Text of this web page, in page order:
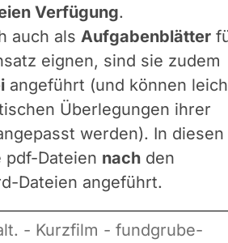
Verfügung.
auch als Aufgabenblätter
eignen, sind sie zudem
angeführt (und können
Überlegungen ihrer
werden). In diesen
pdf-Dateien nach den
Dateien angeführt.
- Kurzfilm - fundgrube-